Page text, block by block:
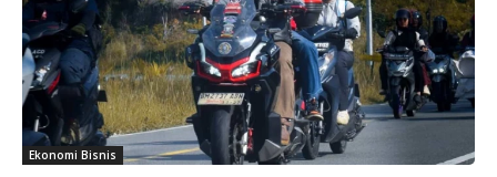
Ekonomi Bisnis